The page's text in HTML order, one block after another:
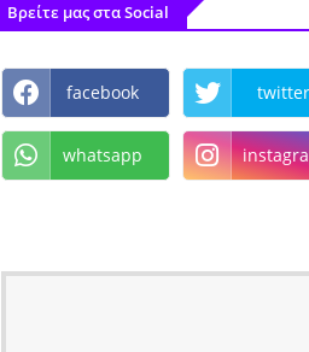
Βρείτε μας στα Social
facebook twitter
whatsapp